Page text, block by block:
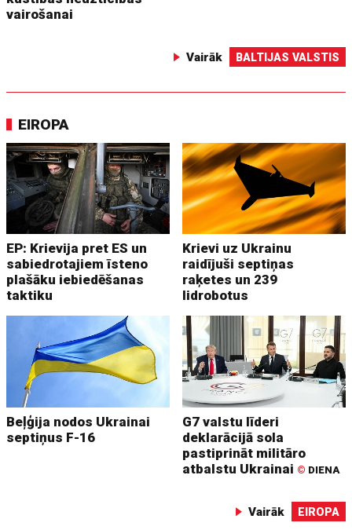
vairošanai
Vairāk BALTIJAS VALSTIS
EIROPA
EP: Krievija pret ES un
sabiedrotajiem īsteno
plašāku iebiedēšanas
taktiku
Krievi uz Ukrainu
raidījuši septiņas
raķetes un 239
lidrobotus
Beļģija nodos Ukrainai
septiņus F-16
G7 valstu līderi
deklarācijā sola
pastiprināt militāro
atbalstu Ukrainai © DIENA
Vairāk EIROPA